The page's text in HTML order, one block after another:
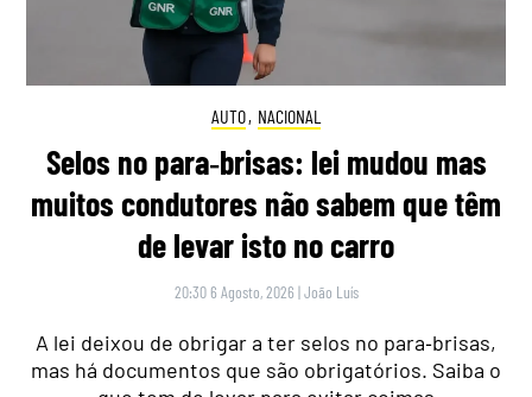
AUTO, NACIONAL
Selos no para‑brisas: lei mudou mas
muitos condutores não sabem que têm
de levar isto no carro
20:30 6 Agosto, 2026 |João Luís
A lei deixou de obrigar a ter selos no para‑brisas,
mas há documentos que são obrigatórios. Saiba o